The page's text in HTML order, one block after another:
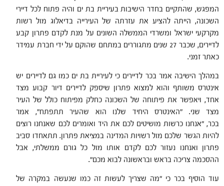
המפגש, שהתקיים בחדר הישיבות בעיריית בת ים והיה פתוח לכל דיירי
השכונה, הייתה להציע את עזרתה של העירייה בדיאלוג מול רשות
מקרקעי ישראל ומשרדי הממשלה השונים על מנת לקדם פתרון קבע
לדיירים, שכבר 27 שנים מתגוררים במתחם שהוקם על ידי חברת עמידר
כאתר זמני.
במהלך הישיבה אמר בכר לדיירים כי לעיריית בת ים כמו גם לדיירים יש
אינטרס משותף והוא למצוא פתרון שיספק לדיירים דיור קבוע מצד
אחד, ויאפשר את פיתוחה של השכונה כחלק מפיתוח כולל של העיר
מצד שני. "האינטרס היחיד שלנו הוא שהעיר תתפתח", אמר
בכר, "אנחנו כרשות מושיטים לכם את היד ואומרים לכם שאנחנו רוצים
להיות הגשר שלכם מול רשויות המדינה במציאת פתרון. תתאחדו סביב
פתרון ואנחנו נעזור לכם לקדם אותו מול כל גורם ממשלתי, אבל
ההסכמה צריכה בראש ובראשונה לבוא מכם".
עוד הוסיף בכר כי "מה שצריך לעשות זה כמו שנעשה במקרה של